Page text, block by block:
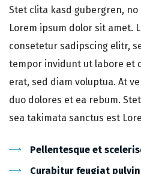
Stet clita kasd gubergren,
Lorem ipsum dolor sit amet.
consetetur sadipscing elitr,
tempor invidunt ut labore et
erat, sed diam voluptua. At
duo dolores et ea rebum.
sea takimata sanctus est
Pellentesque et
Curabitur feugiat